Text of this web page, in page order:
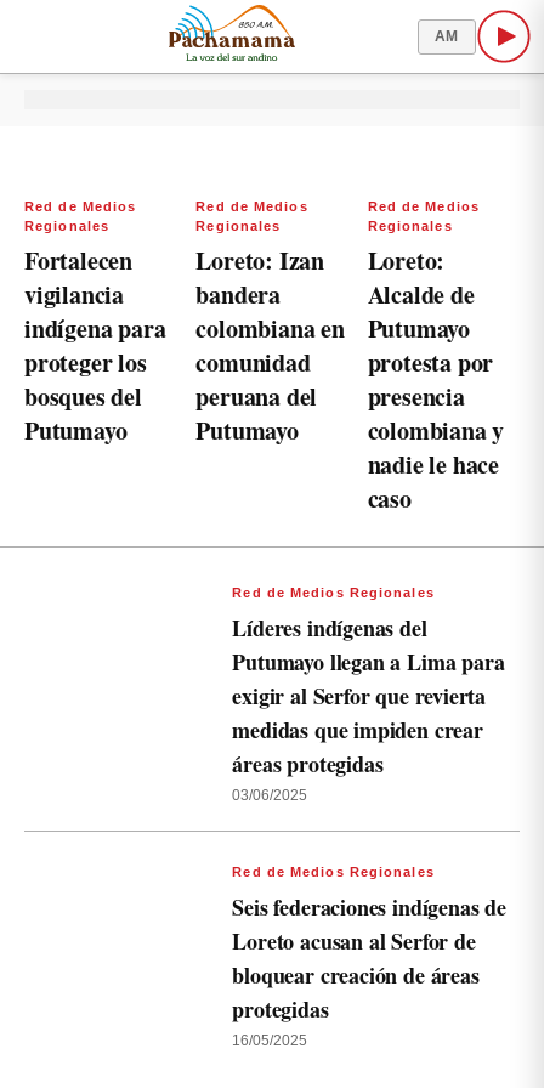
AM
Red de Medios
Regionales
Fortalecen
vigilancia
indígena para
proteger los
bosques del
Putumayo
Red de Medios
Regionales
Loreto: Izan
bandera
colombiana en
comunidad
peruana del
Putumayo
Red de Medios
Regionales
Loreto:
Alcalde de
Putumayo
protesta por
presencia
colombiana y
nadie le hace
caso
Red de Medios Regionales
Líderes indígenas del
Putumayo llegan a Lima para
exigir al Serfor que revierta
medidas que impiden crear
áreas protegidas
03/06/2025
Red de Medios Regionales
Seis federaciones indígenas de
Loreto acusan al Serfor de
bloquear creación de áreas
protegidas
16/05/2025